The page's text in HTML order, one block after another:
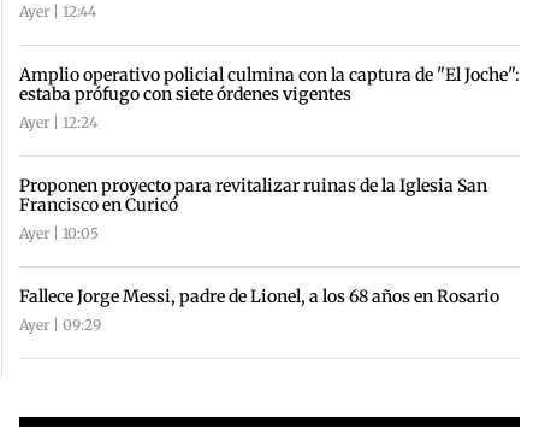
Ayer | 12:44
Amplio operativo policial culmina con la captura de "El Joche":
estaba prófugo con siete órdenes vigentes
Ayer | 12:24
Proponen proyecto para revitalizar ruinas de la Iglesia San
Francisco en Curicó
Ayer | 10:05
Fallece Jorge Messi, padre de Lionel, a los 68 años en Rosario
Ayer | 09:29